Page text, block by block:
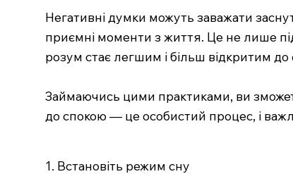
Негативні думки можуть заважати
приємні моменти з життя. Це не лише
розум стає легшим і більш відкритим до
Займаючись цими практиками, ви
до спокою — це особистий процес, і
1. Встановіть режим сну